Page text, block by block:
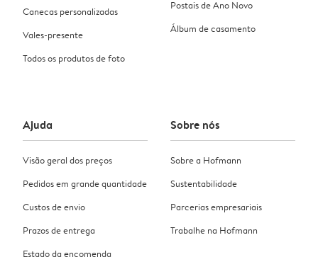
Canecas personalizadas
Vales-presente
Todos os produtos de foto
Postais de Ano Novo
Álbum de casamento
Ajuda
Visão geral dos preços
Pedidos em grande quantidade
Custos de envio
Prazos de entrega
Estado da encomenda
Sobre nós
Sobre a Hofmann
Sustentabilidade
Parcerias empresariais
Trabalhe na Hofmann